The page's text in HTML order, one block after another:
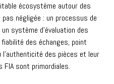
écosystème autour des
négligée : un processus de
système d’évaluation des
des échanges, point
des pièces et leur
FIA sont primordiales.